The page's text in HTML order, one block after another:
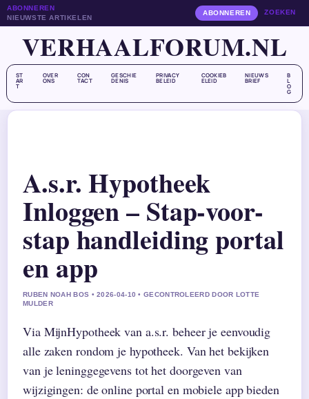
ABONNEREN
NIEUWSTE ARTIKELEN
ABONNEREN ZOEKEN
VERHAALFORUM.NL
ST
AR
T
OVER
ONS
CON
TACT
GESCHIE
DENIS
PRIVACY
BELEID
COOKIEB
ELEID
NIEUWS
BRIEF
B
L
O
G
A.s.r. Hypotheek
Inloggen – Stap-voor-
stap handleiding portal
en app
RUBEN NOAH BOS • 2026-04-10 • GECONTROLEERD DOOR LOTTE
MULDER
Via MijnHypotheek van a.s.r. beheer je eenvoudig
alle zaken rondom je hypotheek. Van het bekijken
van je leninggegevens tot het doorgeven van
wijzigingen: de online portal en mobiele app bieden